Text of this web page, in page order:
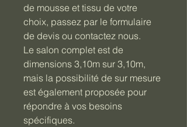
de mousse et tissu de votre
choix, passez par le formulaire
de devis ou contactez nous.
Le salon complet est de
dimensions 3,10m sur 3,10m,
mais la possibilité de sur mesure
est également proposée pour
répondre à vos besoins
spécifiques.